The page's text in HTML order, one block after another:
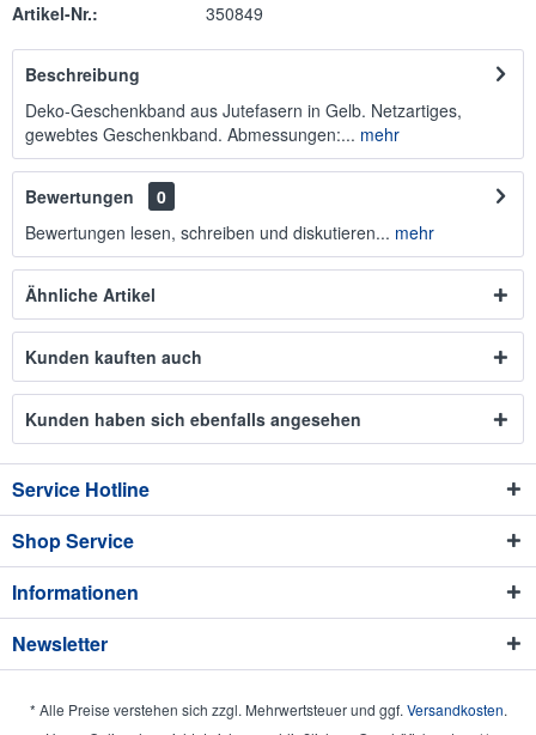
Artikel-Nr.: 350849
Beschreibung
Deko-Geschenkband aus Jutefasern in Gelb. Netzartiges,
gewebtes Geschenkband. Abmessungen:... mehr
Bewertungen
0
Bewertungen lesen, schreiben und diskutieren... mehr
Ähnliche Artikel
Kunden kauften auch
Kunden haben sich ebenfalls angesehen
Service Hotline
Shop Service
Informationen
Newsletter
* Alle Preise verstehen sich zzgl. Mehrwertsteuer und ggf. Versandkosten.